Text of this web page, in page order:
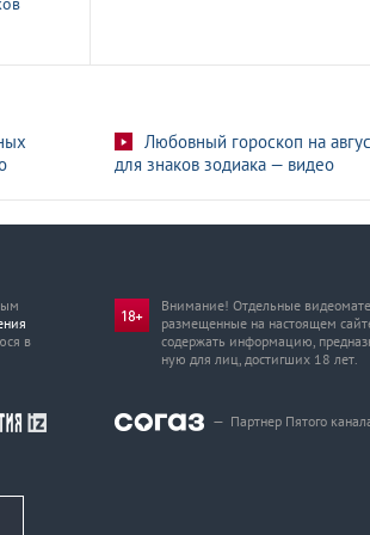
Любовный гороскоп на
для знаков зодиака — видео
в
Внимание! Отдельные
размещенные на настоящем
содержать информацию,
ную для лиц, достигших 18 лет.
— Партнер Пятого